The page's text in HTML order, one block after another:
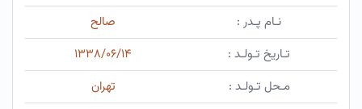
نـام پـدر :
صالح
تـاریخ تـولـد :
۱۳۳۸/۰۶/۱۴
مـحل تـولـد :
تهران